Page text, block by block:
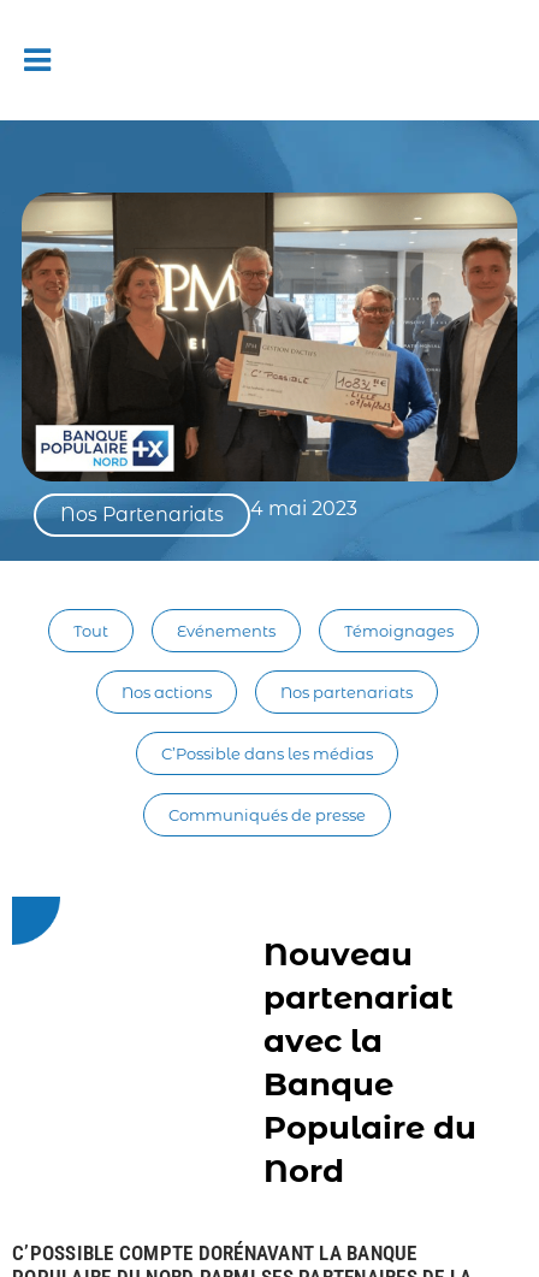
Nos Partenariats 4 mai 2023
Tout Evénements Témoignages
Nos actions Nos partenariats
C’Possible dans les médias
Communiqués de presse
Nouveau
partenariat
avec la
Banque
Populaire du
Nord
C’POSSIBLE COMPTE DORÉNAVANT LA BANQUE